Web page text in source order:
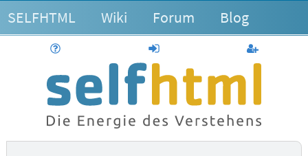
SELFHTML Wiki Forum Blog
anmelden